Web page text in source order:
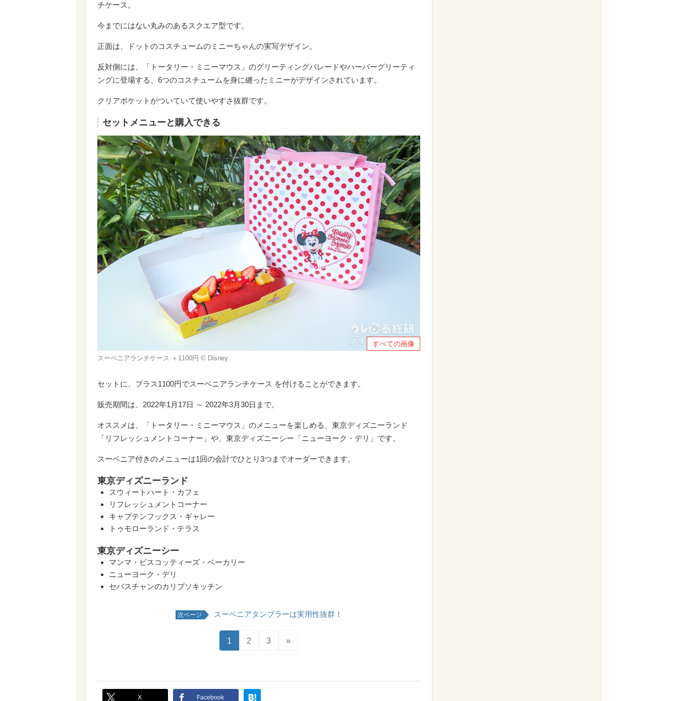
チケース。
今までにはない丸みのあるスクエア型です。
正面は、ドットのコスチュームのミニーちゃんの実写デザイン。
反対側には、「トータリー・ミニーマウス」のグリーティングパレードやハーバーグリーティ
ングに登場する、6つのコスチュームを身に纏ったミニーがデザインされています。
クリアポケットがついていて使いやすさ抜群です。
セットメニューと購入できる
すべての画像
スーベニアランチケース ＋1100円 © Disney
セットに、プラス1100円でスーベニアランチケース を付けることができます。
販売期間は、2022年1月17日 ～ 2022年3月30日まで。
オススメは、「トータリー・ミニーマウス」のメニューを楽しめる、東京ディズニーランド
「リフレッシュメントコーナー」や、東京ディズニーシー「ニューヨーク・デリ」です。
スーベニア付きのメニューは1回の会計でひとり3つまでオーダーできます。
東京ディズニーランド
スウィートハート・カフェ
リフレッシュメントコーナー
キャプテンフックス・ギャレー
トゥモローランド・テラス
東京ディズニーシー
マンマ・ビスコッティーズ・ベーカリー
ニューヨーク・デリ
セバスチャンのカリプソキッチン
次ページ スーベニアタンブラーは実用性抜群！
1 2 3 »
X Facebook